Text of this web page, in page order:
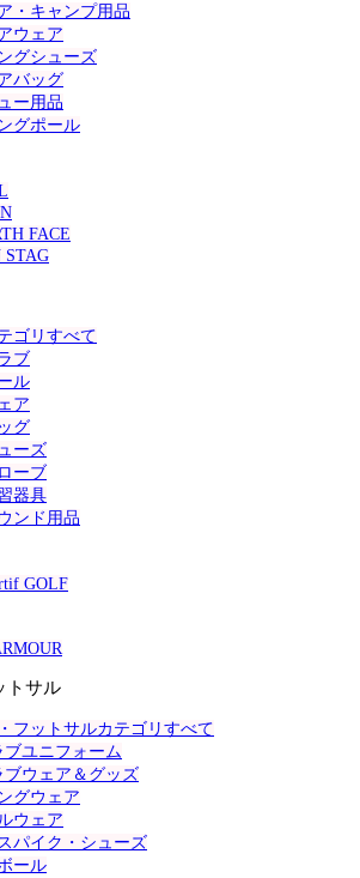
・キャンプ用品
ウェア
グシューズ
バッグ
ー用品
グポール
FACE
STAG
ゴリすべて
ブ
ル
ア
グ
ーズ
ーブ
器具
ンド用品
GOLF
トサル
フットサルカテゴリすべて
ブユニフォーム
ブウェア＆グッズ
グウェア
ウェア
パイク・シューズ
ール